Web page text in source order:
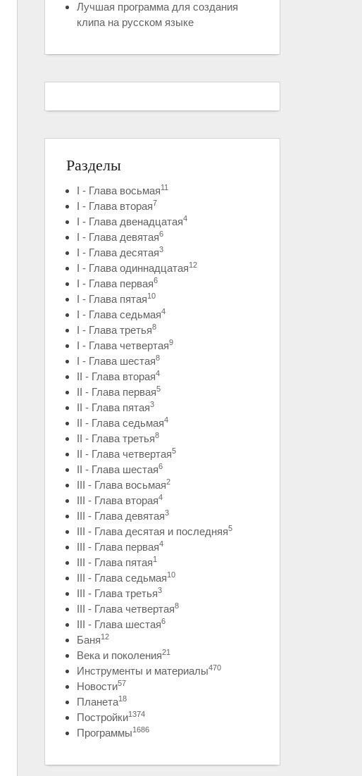
Лучшая программа для создания
клипа на русском языке
Разделы
I - Глава восьмая11
I - Глава вторая7
I - Глава двенадцатая4
I - Глава девятая6
I - Глава десятая3
I - Глава одиннадцатая12
I - Глава первая6
I - Глава пятая10
I - Глава седьмая4
I - Глава третья8
I - Глава четвертая9
I - Глава шестая8
II - Глава вторая4
II - Глава первая5
II - Глава пятая3
II - Глава седьмая4
II - Глава третья8
II - Глава четвертая5
II - Глава шестая6
III - Глава восьмая2
III - Глава вторая4
III - Глава девятая3
III - Глава десятая и последняя5
III - Глава первая4
III - Глава пятая1
III - Глава седьмая10
III - Глава третья3
III - Глава четвертая8
III - Глава шестая6
Баня12
Века и поколения21
Инструменты и материалы470
Новости57
Планета18
Постройки1374
Программы1686